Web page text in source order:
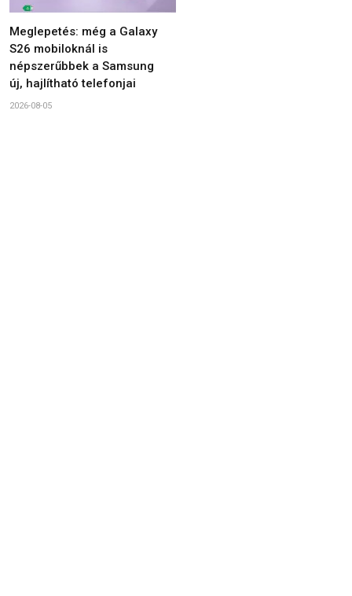
Meglepetés: még a Galaxy
S26 mobiloknál is
népszerűbbek a Samsung
új, hajlítható telefonjai
2026-08-05